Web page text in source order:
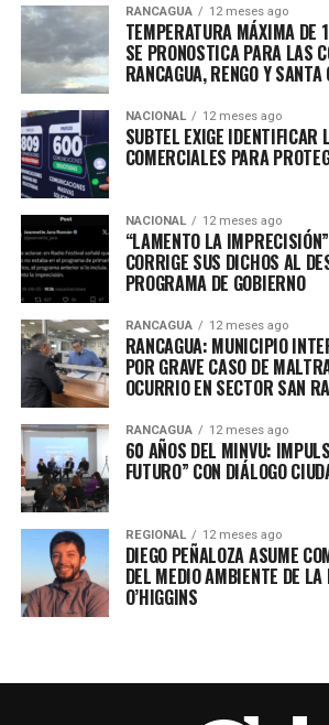
RANCAGUA 12 meses ago
TEMPERATURA MÁXIMA DE
SE PRONOSTICA PARA LAS
RANCAGUA, RENGO Y SANTA
NACIONAL 12 meses ago
SUBTEL EXIGE IDENTIFICAR
COMERCIALES PARA
NACIONAL 12 meses ago
“LAMENTO LA
CORRIGE SUS DICHOS AL
PROGRAMA DE GOBIERNO
RANCAGUA 12 meses ago
RANCAGUA: MUNICIPIO
POR GRAVE CASO DE
OCURRIO EN SECTOR SAN
RANCAGUA 12 meses ago
60 AÑOS DEL MINVU:
FUTURO” CON DIÁLOGO
REGIONAL 12 meses ago
DIEGO PEÑALOZA ASUME
DEL MEDIO AMBIENTE DE LA
O’HIGGINS